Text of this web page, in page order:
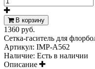
В корзину
1360 руб.
Сетка-гаситель для
Артикул: IMP-A562
Наличие: Есть в наличии
Описание